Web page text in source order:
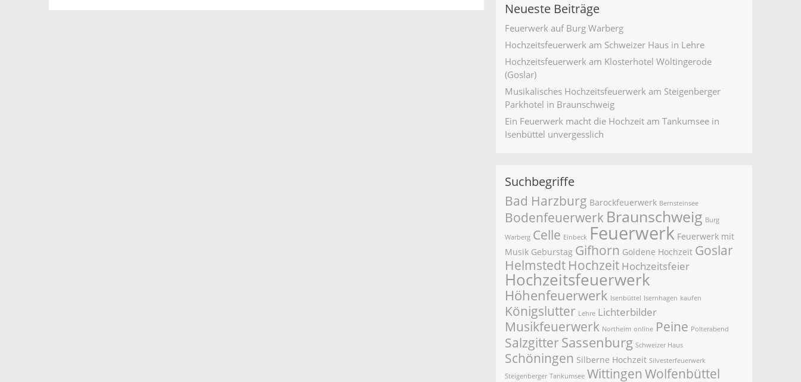
Neueste Beiträge
Feuerwerk auf Burg Warberg
Hochzeitsfeuerwerk am Schweizer Haus in Lehre
Hochzeitsfeuerwerk am Klosterhotel Wöltingerode
(Goslar)
Musikalisches Hochzeitsfeuerwerk am Steigenberger
Parkhotel in Braunschweig
Ein Feuerwerk macht die Hochzeit am Tankumsee in
Isenbüttel unvergesslich
Suchbegriffe
Bad Harzburg Barockfeuerwerk Bernsteinsee
Bodenfeuerwerk Braunschweig Burg
Warberg Celle Einbeck Feuerwerk Feuerwerk mit
Musik Geburstag Gifhorn Goldene Hochzeit Goslar
Helmstedt Hochzeit Hochzeitsfeier
Hochzeitsfeuerwerk
Höhenfeuerwerk Isenbüttel Isernhagen kaufen
Königslutter Lehre Lichterbilder
Musikfeuerwerk Northeim online Peine Polterabend
Salzgitter Sassenburg Schweizer Haus
Schöningen Silberne Hochzeit Silvesterfeuerwerk
Steigenberger Tankumsee Wittingen Wolfenbüttel